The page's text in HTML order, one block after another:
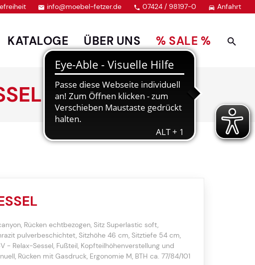
 info@moebel-fetzer.de  07424 / 98197-0  Anfahrt
KATALOGE ÜBER UNS % SALE %
Rücken echtbezogen, Sitz Superlastic soft,
pulverbeschichtet, Sitzhöhe 46 cm, Sitztiefe 54 cm,
- Relax-Sessel, Fußteil, Kopfteilhöhenverstellung und
Rücken mit Gasdruck, Ergonomie M, BTH ca. 77/84/101